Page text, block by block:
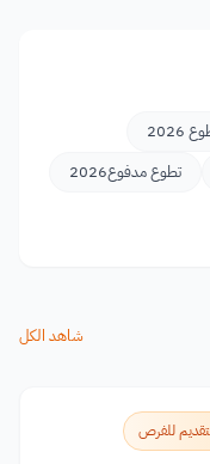
تطوع مدفوع2026
شاهد الكل
للفرص